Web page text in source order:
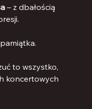
– z dbałością
to wszystko,
koncertowych